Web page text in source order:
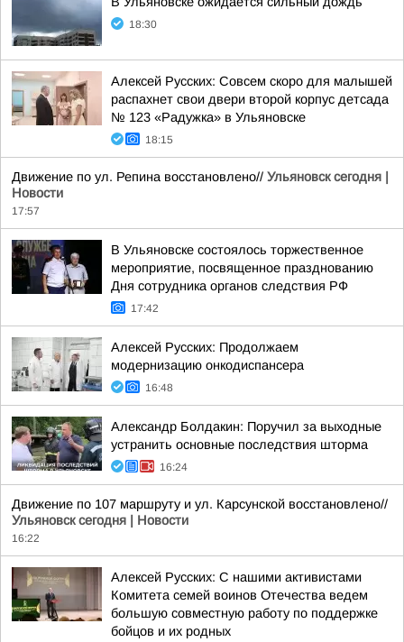
18:30
Алексей Русских: Совсем скоро для малышей
распахнет свои двери второй корпус детсада
№ 123 «Радужка» в Ульяновске
18:15
Движение по ул. Репина восстановлено// Ульяновск сегодня |
Новости
17:57
В Ульяновске состоялось торжественное
мероприятие, посвященное празднованию
Дня сотрудника органов следствия РФ
17:42
Алексей Русских: Продолжаем
модернизацию онкодиспансера
16:48
Александр Болдакин: Поручил за выходные
устранить основные последствия шторма
16:24
Движение по 107 маршруту и ул. Карсунской восстановлено//
Ульяновск сегодня | Новости
16:22
Алексей Русских: С нашими активистами
Комитета семей воинов Отечества ведем
большую совместную работу по поддержке
бойцов и их родных